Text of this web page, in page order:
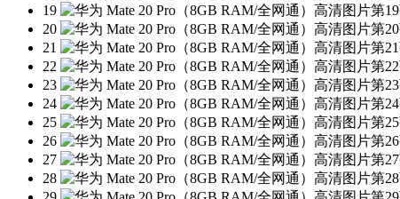
19
20
21
22
23
24
25
26
27
28